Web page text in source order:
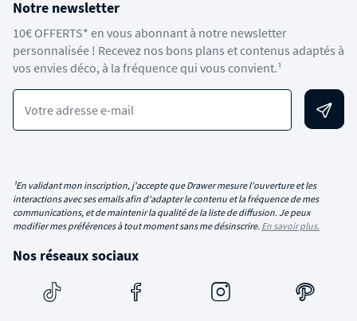
Notre newsletter
10€ OFFERTS* en vous abonnant à notre newsletter
personnalisée ! Recevez nos bons plans et contenus adaptés à
vos envies déco, à la fréquence qui vous convient.¹
Votre adresse e-mail
¹En validant mon inscription, j'accepte que Drawer mesure l'ouverture et les
interactions avec ses emails afin d'adapter le contenu et la fréquence de mes
communications, et de maintenir la qualité de la liste de diffusion. Je peux
modifier mes préférences à tout moment sans me désinscrire. En savoir plus.
Nos réseaux sociaux